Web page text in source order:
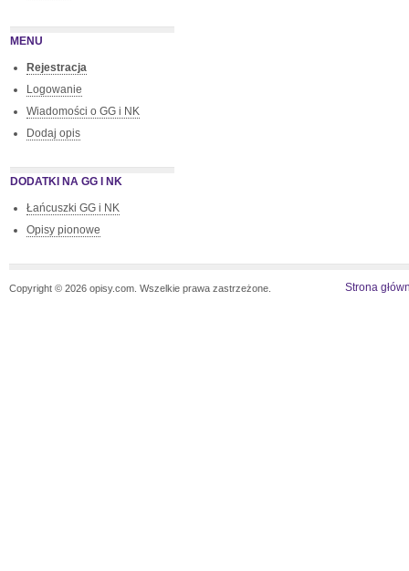
MENU
Rejestracja
Logowanie
Wiadomości o GG i NK
Dodaj opis
DODATKI NA GG I NK
Łańcuszki GG i NK
Opisy pionowe
Copyright © 2026 opisy.com. Wszelkie prawa zastrzeżone. Strona